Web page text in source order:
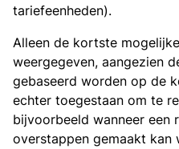
tariefeenheden).
Alleen de kortste
weergegeven, aangezien
gebaseerd worden op de
echter toegestaan om te
bijvoorbeeld wanneer een
overstappen gemaakt kan